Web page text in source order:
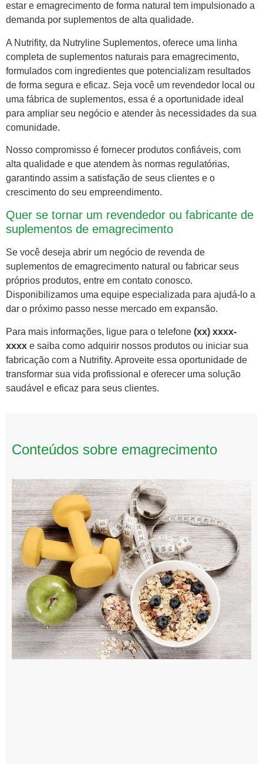
estar e emagrecimento de forma natural tem impulsionado a
demanda por suplementos de alta qualidade.
A Nutrifity, da Nutryline Suplementos, oferece uma linha
completa de suplementos naturais para emagrecimento,
formulados com ingredientes que potencializam resultados
de forma segura e eficaz. Seja você um revendedor local ou
uma fábrica de suplementos, essa é a oportunidade ideal
para ampliar seu negócio e atender às necessidades da sua
comunidade.
Nosso compromisso é fornecer produtos confiáveis, com
alta qualidade e que atendem às normas regulatórias,
garantindo assim a satisfação de seus clientes e o
crescimento do seu empreendimento.
Quer se tornar um revendedor ou fabricante de
suplementos de emagrecimento
Se você deseja abrir um negócio de revenda de
suplementos de emagrecimento natural ou fabricar seus
próprios produtos, entre em contato conosco.
Disponibilizamos uma equipe especializada para ajudá-lo a
dar o próximo passo nesse mercado em expansão.
Para mais informações, ligue para o telefone (xx) xxxx-
xxxx e saiba como adquirir nossos produtos ou iniciar sua
fabricação com a Nutrifity. Aproveite essa oportunidade de
transformar sua vida profissional e oferecer uma solução
saudável e eficaz para seus clientes.
Conteúdos sobre emagrecimento